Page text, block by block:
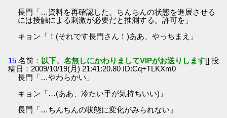
長門「…資料を再確認した。ちんちんの状態を進展させる
には接触による刺激が必要だと推測する。許可を」
キョン「！(それです長門さん！)ああ、やっちまえ」
15 名前： 以下、名無しにかわりましてVIPがお送りします[] 投
稿日：2009/10/19(月) 21:41:20.80 ID:Cq+TLKXm0
長門「…やわらかい」
キョン「…(ああ、冷たい手が気持ちいい)」
長門「…ちんちんの状態に変化がみられない」